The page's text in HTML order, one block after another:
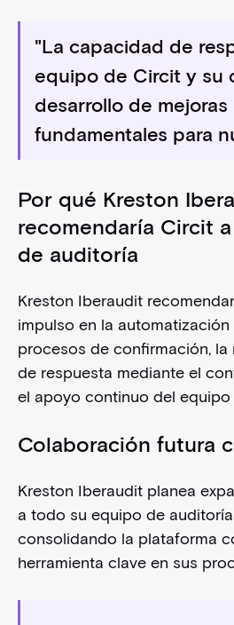
"La capacidad de
equipo de Circit y su
desarrollo de
fundamentales para
Por qué Kreston
recomendaría Circit
de auditoría
Kreston Iberaudit
impulso en la
procesos de confirmación, la
de respuesta mediante el
el apoyo continuo del equipo
Colaboración futura
Kreston Iberaudit planea
a todo su equipo de
consolidando la plataforma
herramienta clave en sus